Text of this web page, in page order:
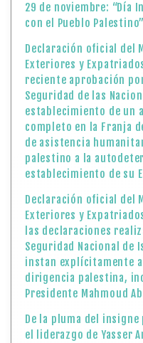
29 de noviembre: “Día
con el Pueblo Palestino”
Declaración oficial del
Exteriores y
reciente aprobación
Seguridad de las
establecimiento de un
completo en la Franja
de asistencia
palestino a la
establecimiento de su
Declaración oficial del
Exteriores y
las declaraciones
Seguridad Nacional de
instan explícitamente
dirigencia palestina,
Presidente Mahmoud
De la pluma del
el liderazgo de Yasser